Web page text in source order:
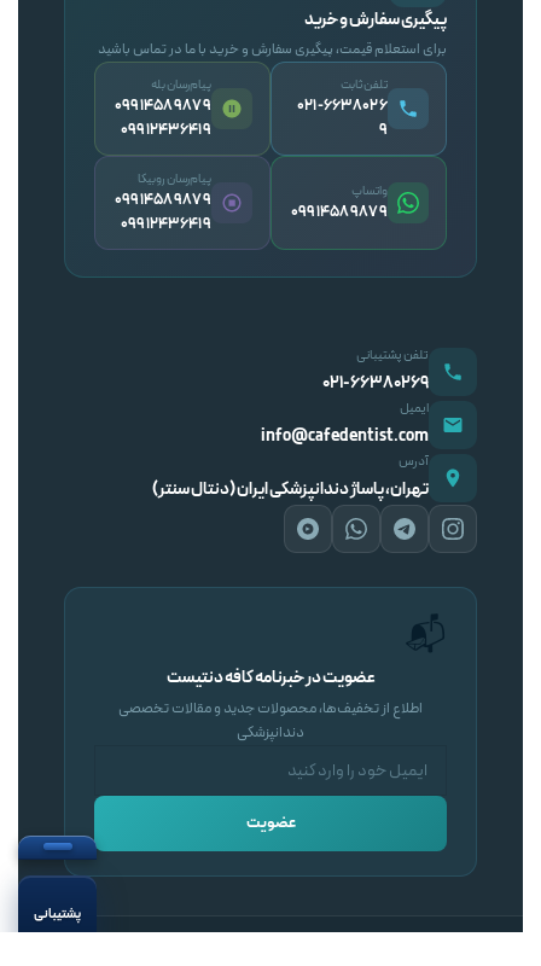
پیگیری سفارش و خرید
برای استعلام قیمت، پیگیری سفارش و خرید با ما در تماس باشید
تلفن ثابت
۰۲۱-۶۶۳۸۰۲۶
۹
پیام‌رسان بله
09914589879
09912436419
واتساپ
09914589879
پیام‌رسان روبیکا
09914589879
09912436419
تلفن پشتیبانی
۰۲۱-۶۶۳۸۰۲۶۹
ایمیل
info@cafedentist.com
آدرس
تهران، پاساژ دندانپزشکی ایران (دنتال سنتر)
📬
عضویت در خبرنامه کافه دنتیست
اطلاع از تخفیف‌ها، محصولات جدید و مقالات تخصصی
دندانپزشکی
عضویت
پشتیبانی